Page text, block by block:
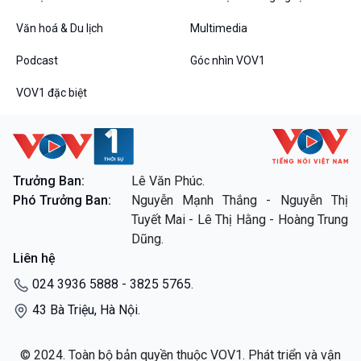
Podcast
Góc nhìn VOV1
Bình luận
Diễn đàn chủ nhật
Chân dung cuộc sống
Các chương trình đặc biệt
Văn hoá & Du lịch Multimedia
Podcast Góc nhìn VOV1
VOV1 đặc biệt
Trưởng Ban:
Lê Văn Phúc.
Phó Trưởng Ban:
Nguyễn Mạnh Thắng - Nguyễn Thị
Tuyết Mai - Lê Thị Hằng - Hoàng Trung
Dũng.
Liên hệ
024 3936 5888 - 3825 5765.
43 Bà Triệu, Hà Nội.
© 2024. Toàn bộ bản quyền thuộc VOV1. Phát triển và vận